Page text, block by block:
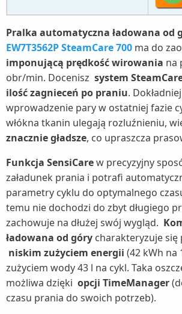
Pralka automatyczna ładowana od
EW7T3562P SteamCare 700 ma do
imponującą prędkość wirowania na
obr/min. Docenisz system
ilość zagnieceń po praniu.
wprowadzenie pary w ostatniej fazie
włókna tkanin ulegają rozluźnieniu,
znacznie gładsze, co upraszcza
Funkcja SensiCarew precyzyjny
załadunek prania i potrafi
parametry cyklu do optymalnego
temu nie dochodzi do zbyt długiego
zachowuje na dłużej swój wygląd.
ładowana od góry charakteryzuje się
niskim zużyciem energii (42 kWh na
zużyciem wody 43 l na cykl. Taka
możliwa dzięki opcji TimeManager
czasu prania do swoich potrzeb).